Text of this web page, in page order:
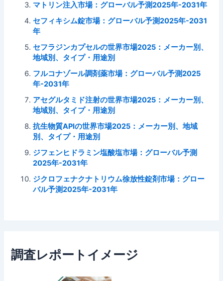
マトリン注入市場：グローバル予測2025年-2031年
セフィキシム錠市場：グローバル予測2025年-2031
年
セフラジンカプセルの世界市場2025：メーカー別、
地域別、タイプ・用途別
フルコナゾール調剤薬市場：グローバル予測2025
年-2031年
アセグルタミド注射の世界市場2025：メーカー別、
地域別、タイプ・用途別
抗生物質APIの世界市場2025：メーカー別、地域
別、タイプ・用途別
ジフェンヒドラミン塩酸塩市場：グローバル予測
2025年-2031年
ジクロフェナクナトリウム徐放性錠剤市場：グロー
バル予測2025年-2031年
調査レポートイメージ